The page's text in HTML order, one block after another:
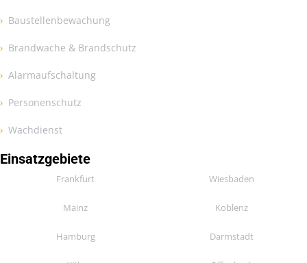
Baustellenbewachung
Brandwache & Brandschutz
Alarmaufschaltung
Personenschutz
Wachdienst
Einsatzgebiete
Frankfurt Wiesbaden
Mainz Koblenz
Hamburg Darmstadt